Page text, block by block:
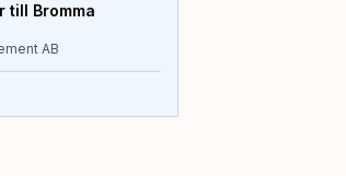
till Bromma
AB